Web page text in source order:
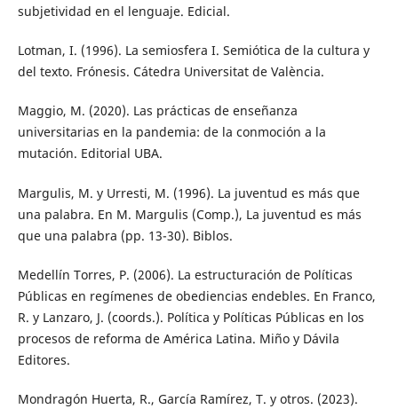
subjetividad en el lenguaje. Edicial.
Lotman, I. (1996). La semiosfera I. Semiótica de la cultura y
del texto. Frónesis. Cátedra Universitat de València.
Maggio, M. (2020). Las prácticas de enseñanza
universitarias en la pandemia: de la conmoción a la
mutación. Editorial UBA.
Margulis, M. y Urresti, M. (1996). La juventud es más que
una palabra. En M. Margulis (Comp.), La juventud es más
que una palabra (pp. 13-30). Biblos.
Medellín Torres, P. (2006). La estructuración de Políticas
Públicas en regímenes de obediencias endebles. En Franco,
R. y Lanzaro, J. (coords.). Política y Políticas Públicas en los
procesos de reforma de América Latina. Miño y Dávila
Editores.
Mondragón Huerta, R., García Ramírez, T. y otros. (2023).